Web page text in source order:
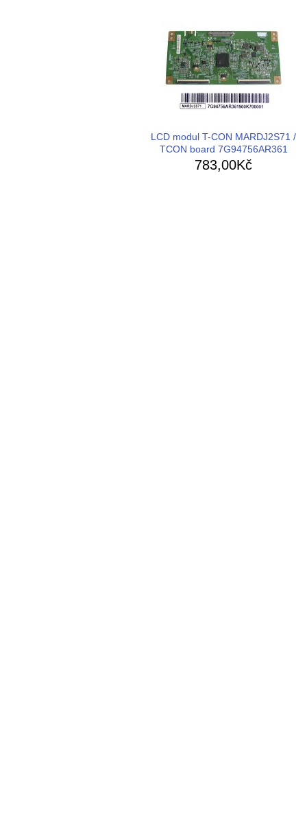
LCD modul T-CON MARDJ2S71 /
TCON board 7G94756AR361
783,00Kč